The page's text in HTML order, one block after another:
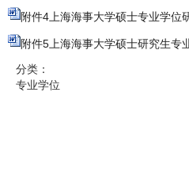
附件4上海海事大学硕士专业学位
附件5上海海事大学硕士研究生专
分类：
专业学位